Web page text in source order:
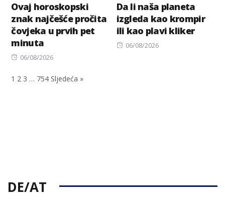
Ovaj horoskopski
znak najčešće pročita
čovjeka u prvih pet
minuta
Posted
06/08/2026
Da li naša planeta
izgleda kao krompir
ili kao plavi kliker
Posted
06/08/2026
1 2 3 … 754 Sljedeća »
DE/AT